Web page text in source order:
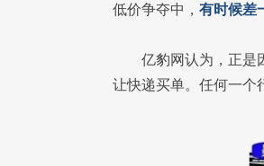
低价争夺中， 有时候差
亿豹网认为，正是
让快递买单。任何一个